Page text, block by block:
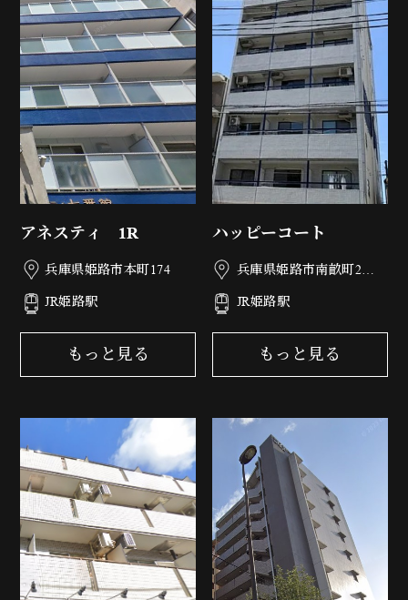
アネスティ 1R
兵庫県姫路市本町174
JR姫路駅
もっと見る
ハッピーコート
兵庫県姫路市南畝町2丁
JR姫路駅
もっと見る